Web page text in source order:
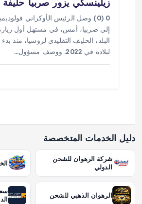
زيلينسكي يزور صربيا
0 (0) وصل الرئيس الأوكراني
إلى صربيا، أمس، في مستهل أول
البلد، الحليف التقليدي لروسيا، منذ
لبلاده في 2022. ووصف مسؤول…
دليل الخدمات المتخصصة
شركة الرهوان للشحن
الدولي
الرهوان الذهبي للشحن